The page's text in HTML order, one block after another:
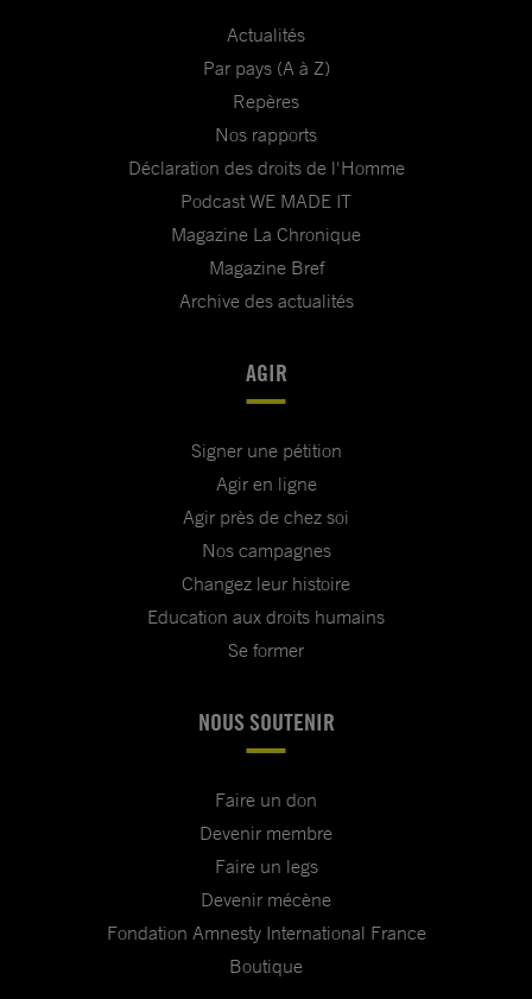
Actualités
Par pays (A à Z)
Repères
Nos rapports
Déclaration des droits de l'Homme
Podcast WE MADE IT
Magazine La Chronique
Magazine Bref
Archive des actualités
AGIR
Signer une pétition
Agir en ligne
Agir près de chez soi
Nos campagnes
Changez leur histoire
Education aux droits humains
Se former
NOUS SOUTENIR
Faire un don
Devenir membre
Faire un legs
Devenir mécène
Fondation Amnesty International France
Boutique